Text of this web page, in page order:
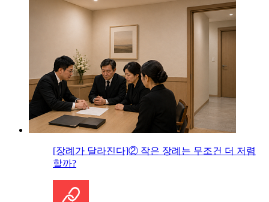
[장례가 달라진다]② 작은 장례는 무조건 더 저렴
할까?